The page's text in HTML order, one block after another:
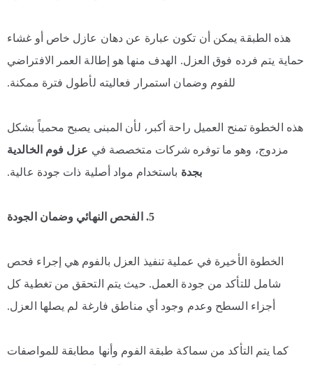
هذه الطبقة يمكن أن تكون عبارة عن دهان عازل خاص أو غشاء
حماية يتم فرده فوق العزل. الهدف منها هو إطالة العمر الافتراضي
للفوم وضمان استمرار فعاليته لأطول فترة ممكنة.
هذه الخطوة تمنح العميل راحة أكبر، لأن المبنى يصبح محمياً بشكل
مزدوج، وهو ما توفره شركات متخصصة في عزل فوم الخالدية
بجدة باستخدام مواد أصلية ذات جودة عالية.
5. الفحص النهائي وضمان الجودة
الخطوة الأخيرة في عملية تنفيذ العزل بالفوم هي إجراء فحص
شامل للتأكد من جودة العمل. حيث يتم التحقق من تغطية كل
أجزاء السطح وعدم وجود أي مناطق فارغة لم يصلها العزل.
كما يتم التأكد من سماكة طبقة الفوم وأنها مطابقة للمواصفات